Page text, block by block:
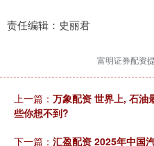
责任编辑：史丽君
富明证券配资
上一篇： 万象配资 世界上, 石油
些你想不到?
下一篇： 汇盈配资 2025年中国